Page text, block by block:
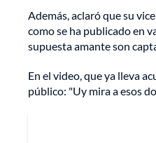
Además, aclaró que su
como se ha publicado en
supuesta amante son
En el video, que ya lleva
público: "Uy mira a esos